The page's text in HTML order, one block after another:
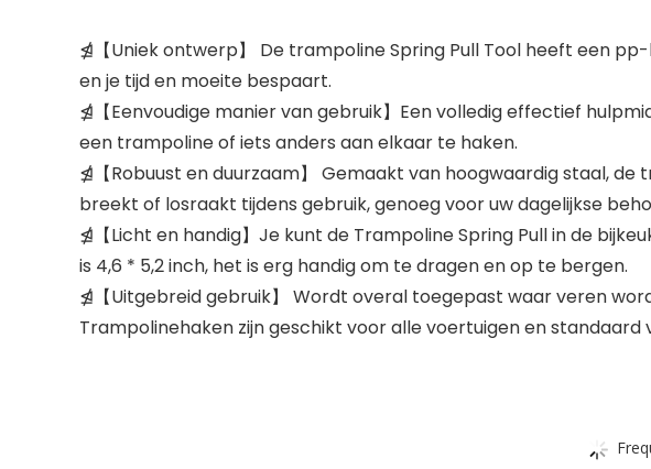
⋬【Uniek ontwerp】 De trampoline Spring Pull Tool heeft een
en je tijd en moeite bespaart.
⋬【Eenvoudige manier van gebruik】Een volledig effectief
een trampoline of iets anders aan elkaar te haken.
⋬【Robuust en duurzaam】 Gemaakt van hoogwaardig staal,
breekt of losraakt tijdens gebruik, genoeg voor uw dagelijkse
⋬【Licht en handig】Je kunt de Trampoline Spring Pull in de
is 4,6 * 5,2 inch, het is erg handig om te dragen en op te bergen.
⋬【Uitgebreid gebruik】 Wordt overal toegepast waar veren
Trampolinehaken zijn geschikt voor alle voertuigen en standaard